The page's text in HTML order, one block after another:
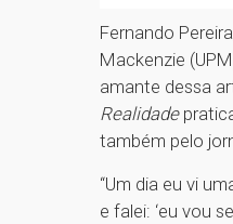
Fernando
Mackenzie
amante dessa
Realidade
também pelo
“Um dia eu vi
e falei: ‘eu vou